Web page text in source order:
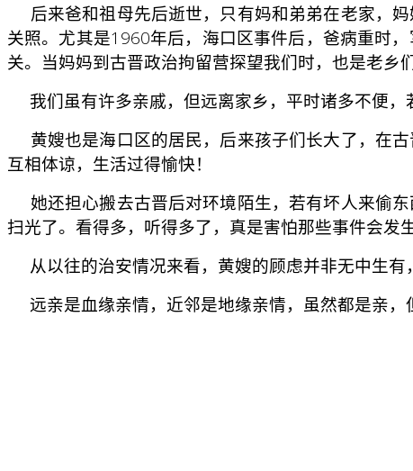
后来爸和祖母先后逝世，只有妈和弟弟在老家，
关照。尤其是1960年后，海口区事件后，爸病重时
关。当妈妈到古晋政治拘留营探望我们时，也是老乡
我们虽有许多亲戚，但远离家乡，平时诸多不便，
黄嫂也是海口区的居民，后来孩子们长大了，在古
互相体谅，生活过得愉快！
她还担心搬去古晋后对环境陌生，若有坏人来偷
扫光了。看得多，听得多了，真是害怕那些事件会发
从以往的治安情况来看，黄嫂的顾虑并非无中生有
远亲是血缘亲情，近邻是地缘亲情，虽然都是亲，